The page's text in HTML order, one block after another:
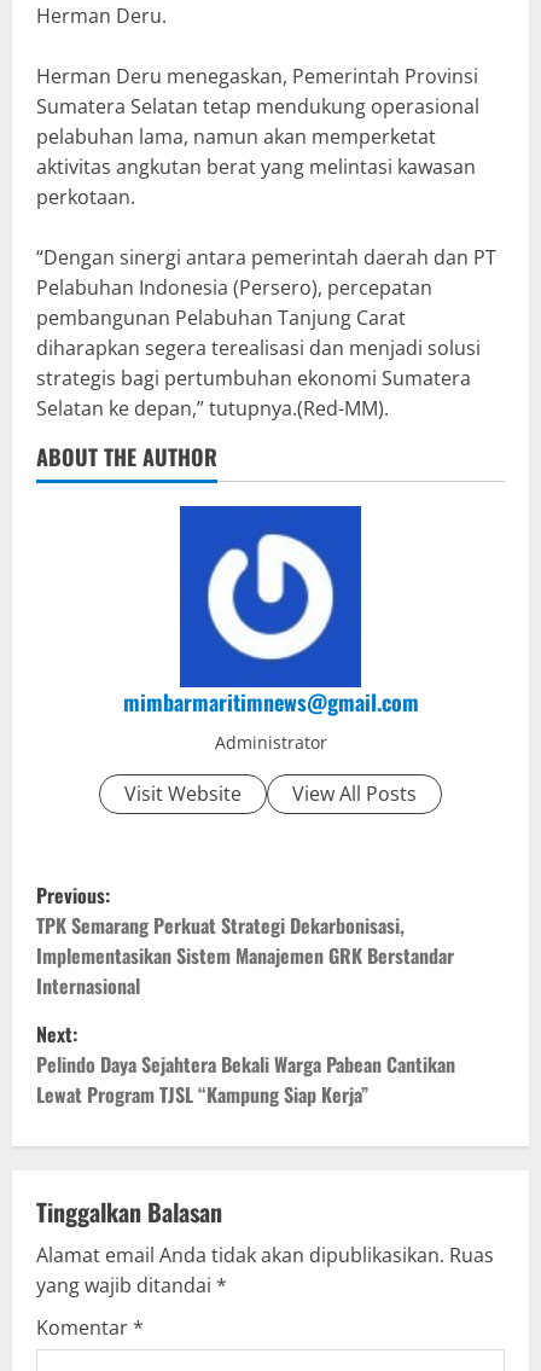
Herman Deru.
Herman Deru menegaskan, Pemerintah Provinsi
Sumatera Selatan tetap mendukung operasional
pelabuhan lama, namun akan memperketat
aktivitas angkutan berat yang melintasi kawasan
perkotaan.
“Dengan sinergi antara pemerintah daerah dan PT
Pelabuhan Indonesia (Persero), percepatan
pembangunan Pelabuhan Tanjung Carat
diharapkan segera terealisasi dan menjadi solusi
strategis bagi pertumbuhan ekonomi Sumatera
Selatan ke depan,” tutupnya.(Red-MM).
ABOUT THE AUTHOR
mimbarmaritimnews@gmail.com
Administrator
Visit Website View All Posts
P
o
s
t
n
a
v
i
g
a
Previous:
TPK Semarang Perkuat Strategi Dekarbonisasi,
Implementasikan Sistem Manajemen GRK Berstandar
Internasional
Next:
Pelindo Daya Sejahtera Bekali Warga Pabean Cantikan
Lewat Program TJSL “Kampung Siap Kerja”
Tinggalkan Balasan
Alamat email Anda tidak akan dipublikasikan. Ruas
yang wajib ditandai *
Komentar*